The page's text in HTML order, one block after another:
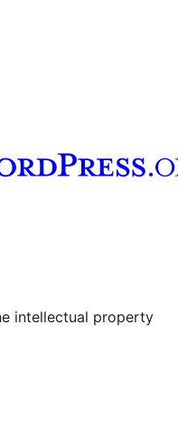
YouTube
de Tumblr
intellectual property